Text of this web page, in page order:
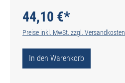
44,10 €*
Preise inkl. MwSt. zzgl. Versandkosten
In den Warenkorb